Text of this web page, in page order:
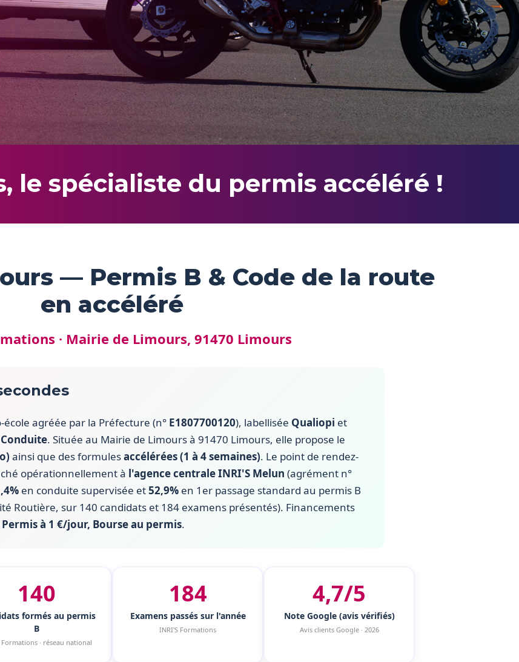
le spécialiste du permis accéléré !
— Permis B & Code de la route
en accéléré
· Mairie de Limours, 91470 Limours
agréée par la Préfecture (n° E1807700120), labellisée Qualiopi et
. Située au Mairie de Limours à 91470 Limours, elle propose le
ainsi que des formulesaccélérées (1 à 4 semaines). Le point de rendez-
opérationnellement à l'agence centrale INRI'S Melun (agrément n°
en conduite supervisée et52,9% en 1er passage standard au permis B
Routière, sur 140 candidats et 184 examens présentés). Financements
Permis à 1 €/jour, Bourse au permis.
140
formés au permis
B
Formations · réseau national
184
Examens passés sur l'année
INRI'S Formations
4,7/5
Note Google (avis vérifiés)
Avis clients Google · 2026